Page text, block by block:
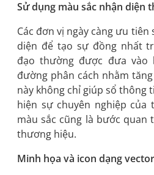
Sử dụng màu sắc nhận diện
Các đơn vị ngày càng ưu
diện để tạo sự đồng nhất
đạo thường được đưa vào
đường phân cách nhằm
này không chỉ giúp sổ thông
hiện sự chuyên nghiệp của
màu sắc cũng là bước
thương hiệu.
Minh họa và icon dạng vector